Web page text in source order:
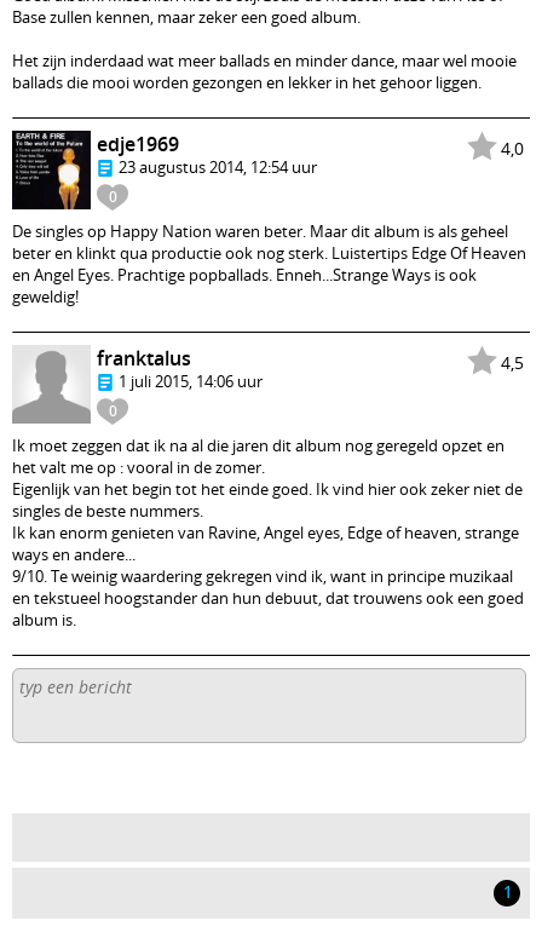
Base zullen kennen, maar zeker een goed album.
Het zijn inderdaad wat meer ballads en minder dance, maar wel mooie
ballads die mooi worden gezongen en lekker in het gehoor liggen.
4,0
0
edje1969
23 augustus 2014, 12:54 uur
De singles op Happy Nation waren beter. Maar dit album is als geheel
beter en klinkt qua productie ook nog sterk. Luistertips Edge Of Heaven
en Angel Eyes. Prachtige popballads. Enneh...Strange Ways is ook
geweldig!
4,5
0
franktalus
1 juli 2015, 14:06 uur
Ik moet zeggen dat ik na al die jaren dit album nog geregeld opzet en
het valt me op : vooral in de zomer.
Eigenlijk van het begin tot het einde goed. Ik vind hier ook zeker niet de
singles de beste nummers.
Ik kan enorm genieten van Ravine, Angel eyes, Edge of heaven, strange
ways en andere...
9/10. Te weinig waardering gekregen vind ik, want in principe muzikaal
en tekstueel hoogstander dan hun debuut, dat trouwens ook een goed
album is.
1